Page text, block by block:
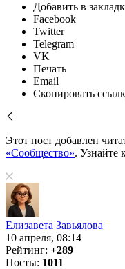
Добавить в
Facebook
Twitter
Telegram
VK
Печать
Email
Скопировать
Этот пост добавлен
«Сообщество». Узнайте
Елизавета Завьялова
10 апреля, 08:14
Рейтинг: +289
Посты: 1011